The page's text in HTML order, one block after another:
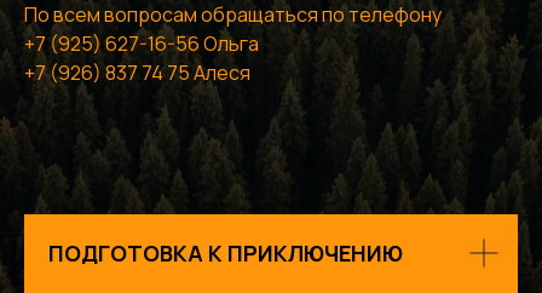
По всем вопросам обращаться по телефону
+7 (925) 627-16-56 Ольга
+7 (926) 837 74 75 Алеся
ПОДГОТОВКА К ПРИКЛЮЧЕНИЮ